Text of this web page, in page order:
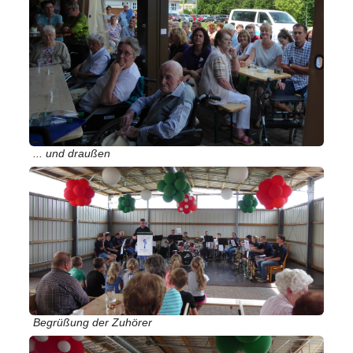
... und draußen
Begrüßung der Zuhörer